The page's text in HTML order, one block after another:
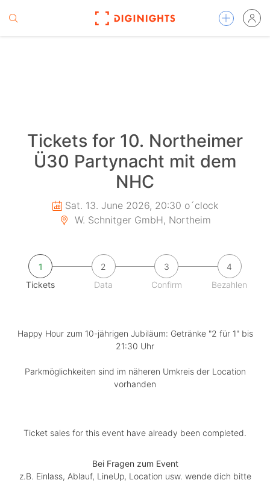
Tickets for 10. Northeimer
Ü30 Partynacht mit dem
NHC
Sat. 13. June 2026, 20:30 o´clock
W. Schnitger GmbH, Northeim
1
Tickets
2
Data
3
Confirm
4
Bezahlen
Happy Hour zum 10-jährigen Jubiläum: Getränke "2 für 1" bis
21:30 Uhr
Parkmöglichkeiten sind im näheren Umkreis der Location
vorhanden
Ticket sales for this event have already been completed.
Bei Fragen zum Event
z.B. Einlass, Ablauf, LineUp, Location usw. wende dich bitte